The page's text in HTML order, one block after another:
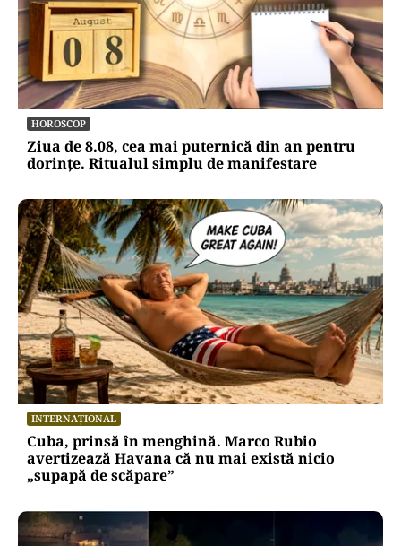
HOROSCOP
Ziua de 8.08, cea mai puternică din an pentru
dorințe. Ritualul simplu de manifestare
INTERNAȚIONAL
Cuba, prinsă în menghină. Marco Rubio
avertizează Havana că nu mai există nicio
„supapă de scăpare”